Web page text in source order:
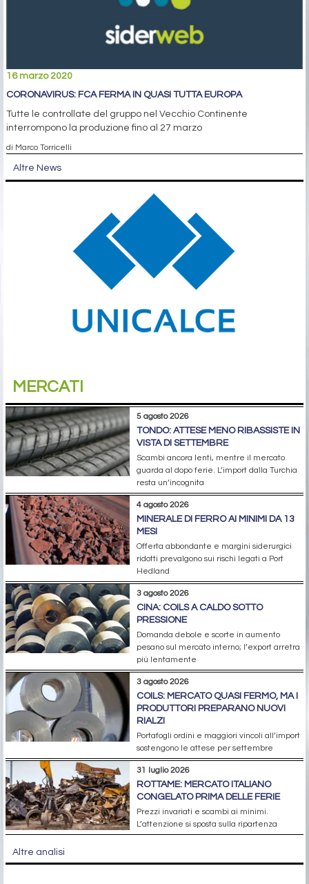
16 marzo 2020
CORONAVIRUS: FCA FERMA IN QUASI TUTTA EUROPA
Tutte le controllate del gruppo nel Vecchio Continente
interrompono la produzione fino al 27 marzo
di Marco Torricelli
Altre News
MERCATI
5 agosto 2026
TONDO: ATTESE MENO RIBASSISTE IN
VISTA DI SETTEMBRE
Scambi ancora lenti, mentre il mercato
guarda al dopo ferie. L’import dalla Turchia
resta un’incognita
4 agosto 2026
MINERALE DI FERRO AI MINIMI DA 13
MESI
Offerta abbondante e margini siderurgici
ridotti prevalgono sui rischi legati a Port
Hedland
3 agosto 2026
CINA: COILS A CALDO SOTTO
PRESSIONE
Domanda debole e scorte in aumento
pesano sul mercato interno; l’export arretra
più lentamente
3 agosto 2026
COILS: MERCATO QUASI FERMO, MA I
PRODUTTORI PREPARANO NUOVI
RIALZI
Portafogli ordini e maggiori vincoli all’import
sostengono le attese per settembre
31 luglio 2026
ROTTAME: MERCATO ITALIANO
CONGELATO PRIMA DELLE FERIE
Prezzi invariati e scambi ai minimi.
L’attenzione si sposta sulla ripartenza
Altre analisi